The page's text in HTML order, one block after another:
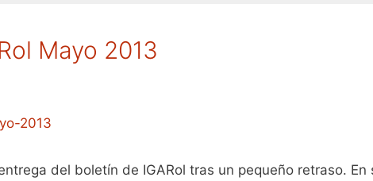
Mayo 2013
del boletín de IGARol tras un pequeño retraso. En